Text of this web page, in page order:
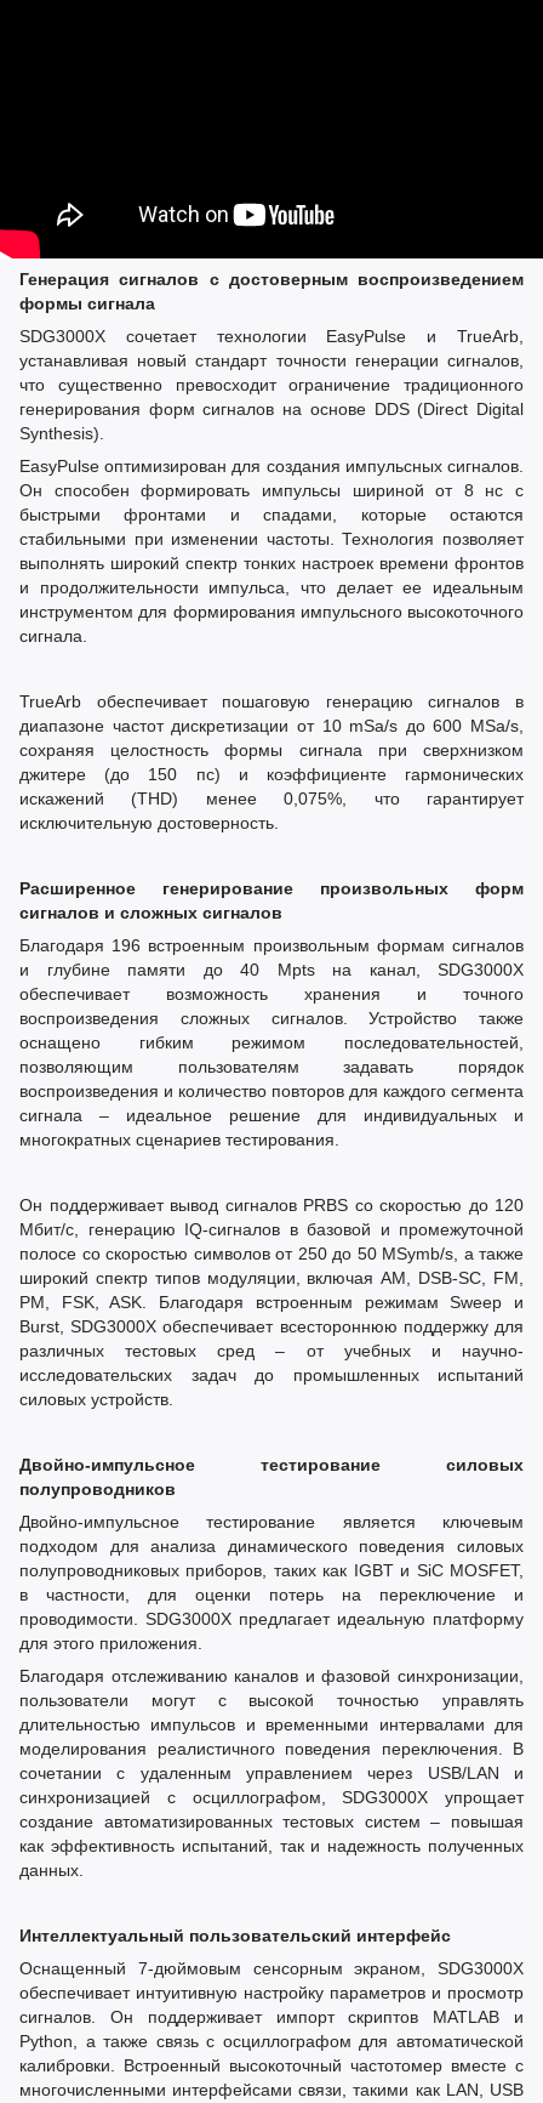
Генерация сигналов с достоверным воспроизведением
формы сигнала
SDG3000X сочетает технологии EasyPulse и TrueArb,
устанавливая новый стандарт точности генерации сигналов,
что существенно превосходит ограничение традиционного
генерирования форм сигналов на основе DDS (Direct Digital
Synthesis).
EasyPulse оптимизирован для создания импульсных сигналов.
Он способен формировать импульсы шириной от 8 нс с
быстрыми фронтами и спадами, которые остаются
стабильными при изменении частоты. Технология позволяет
выполнять широкий спектр тонких настроек времени фронтов
и продолжительности импульса, что делает ее идеальным
инструментом для формирования импульсного высокоточного
сигнала.
TrueArb обеспечивает пошаговую генерацию сигналов в
диапазоне частот дискретизации от 10 mSa/s до 600 MSa/s,
сохраняя целостность формы сигнала при сверхнизком
джитере (до 150 пс) и коэффициенте гармонических
искажений (THD) менее 0,075%, что гарантирует
исключительную достоверность.
Расширенное генерирование произвольных форм
сигналов и сложных сигналов
Благодаря 196 встроенным произвольным формам сигналов
и глубине памяти до 40 Mpts на канал, SDG3000X
обеспечивает возможность хранения и точного
воспроизведения сложных сигналов. Устройство также
оснащено гибким режимом последовательностей,
позволяющим пользователям задавать порядок
воспроизведения и количество повторов для каждого сегмента
сигнала – идеальное решение для индивидуальных и
многократных сценариев тестирования.
Он поддерживает вывод сигналов PRBS со скоростью до 120
Мбит/с, генерацию IQ-сигналов в базовой и промежуточной
полосе со скоростью символов от 250 до 50 MSymb/s, а также
широкий спектр типов модуляции, включая AM, DSB-SC, FM,
PM, FSK, ASK. Благодаря встроенным режимам Sweep и
Burst, SDG3000X обеспечивает всестороннюю поддержку для
различных тестовых сред – от учебных и научно-
исследовательских задач до промышленных испытаний
силовых устройств.
Двойно-импульсное тестирование силовых
полупроводников
Двойно-импульсное тестирование является ключевым
подходом для анализа динамического поведения силовых
полупроводниковых приборов, таких как IGBT и SiC MOSFET,
в частности, для оценки потерь на переключение и
проводимости. SDG3000X предлагает идеальную платформу
для этого приложения.
Благодаря отслеживанию каналов и фазовой синхронизации,
пользователи могут с высокой точностью управлять
длительностью импульсов и временными интервалами для
моделирования реалистичного поведения переключения. В
сочетании с удаленным управлением через USB/LAN и
синхронизацией с осциллографом, SDG3000X упрощает
создание автоматизированных тестовых систем – повышая
как эффективность испытаний, так и надежность полученных
данных.
Интеллектуальный пользовательский интерфейс
Оснащенный 7-дюймовым сенсорным экраном, SDG3000X
обеспечивает интуитивную настройку параметров и просмотр
сигналов. Он поддерживает импорт скриптов MATLAB и
Python, а также связь с осциллографом для автоматической
калибровки. Встроенный высокоточный частотомер вместе с
многочисленными интерфейсами связи, такими как LAN, USB